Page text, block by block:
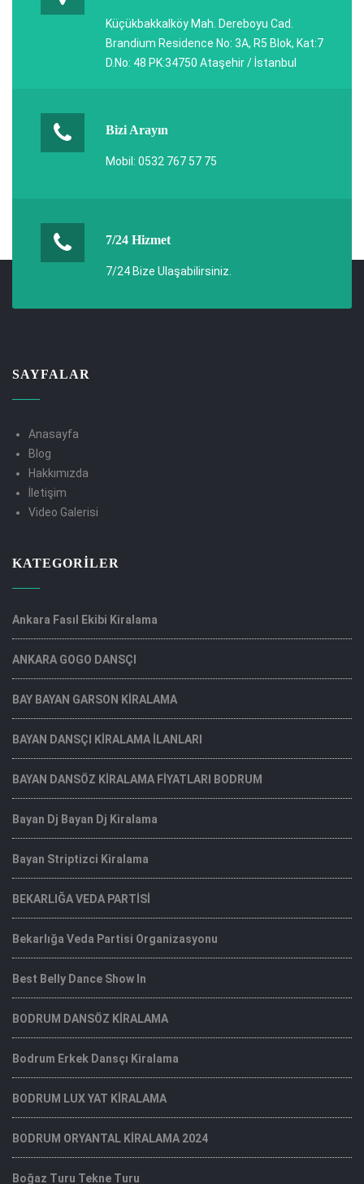
Küçükbakkalköy Mah. Dereboyu Cad.
Brandium Residence No: 3A, R5 Blok, Kat:7
D.No: 48 PK:34750 Ataşehir / İstanbul
Bizi Arayın
Mobil: 0532 767 57 75
7/24 Hizmet
7/24 Bize Ulaşabilirsiniz.
SAYFALAR
Anasayfa
Blog
Hakkımızda
İletişim
Video Galerisi
KATEGORILER
Ankara Fasıl Ekibi Kiralama
ANKARA GOGO DANSÇI
BAY BAYAN GARSON KİRALAMA
BAYAN DANSÇI KİRALAMA İLANLARI
BAYAN DANSÖZ KİRALAMA FİYATLARI BODRUM
Bayan Dj Bayan Dj Kiralama
Bayan Striptizci Kiralama
BEKARLIĞA VEDA PARTİSİ
Bekarlığa Veda Partisi Organizasyonu
Best Belly Dance Show In
BODRUM DANSÖZ KİRALAMA
Bodrum Erkek Dansçı Kiralama
BODRUM LUX YAT KİRALAMA
BODRUM ORYANTAL KİRALAMA 2024
Boğaz Turu Tekne Turu